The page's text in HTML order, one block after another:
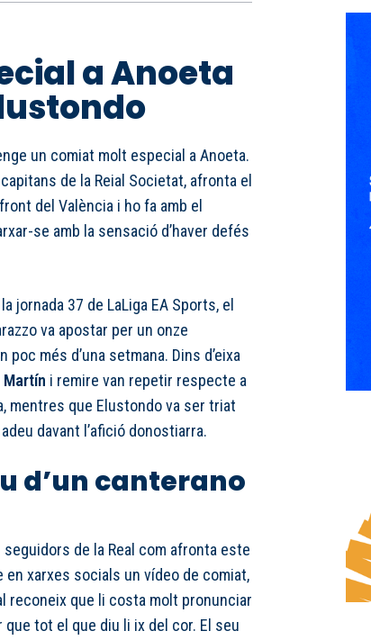
a Anoeta
un comiat molt especial a Anoeta.
de la Reial Societat, afronta el
del València i ho fa amb el
se amb la sensació d’haver defés
jornada 37 de LaLiga EA Sports, el
va apostar per un onze
més d’una setmana. Dins d’eixa
Martín i remire van repetir respecte a
mentres que Elustondo va ser triat
davant l’afició donostiarra.
d’un canterano
de la Real com afronta este
en xarxes socials un vídeo de comiat,
reconeix que li costa molt pronunciar
tot el que diu li ix del cor. El seu